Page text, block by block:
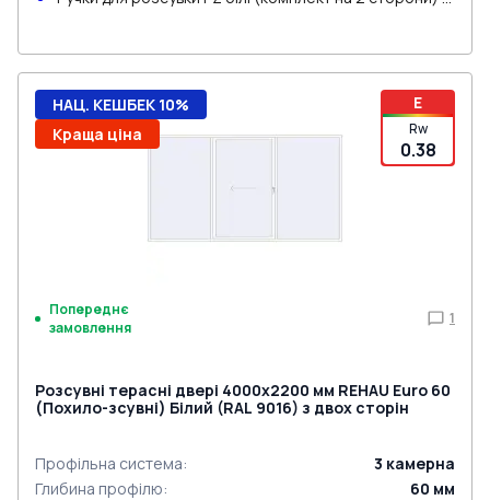
E
Rw
0.38
НАЦ. КЕШБЕК 10%
Краща ціна
Попереднє
замовлення
1
Розсувні терасні двері 4000x2200 мм REHAU Euro 60
(Похило-зсувні) Білий (RAL 9016) з двох сторін
Профільна система: 3 камерна
Глибина профілю: 60 мм